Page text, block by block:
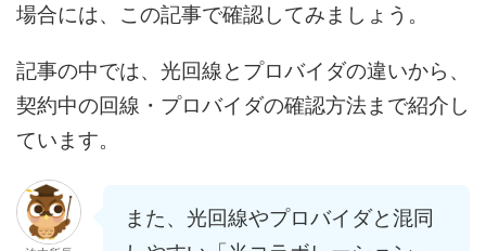
場合には、この記事で確認してみましょう。
記事の中では、光回線とプロバイダの違いから、
契約中の回線・プロバイダの確認方法まで紹介し
ています。
また、光回線やプロバイダと混同